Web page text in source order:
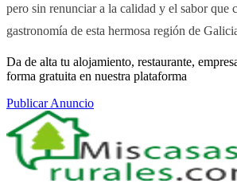
pero sin renunciar a la calidad y el sabor que
gastronomía de esta hermosa región de
Da de alta tu alojamiento, restaurante,
forma gratuita en nuestra plataforma
Publicar Anuncio